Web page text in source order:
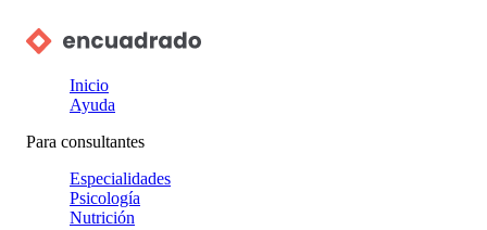
Inicio
Ayuda
Para consultantes
Especialidades
Psicología
Nutrición